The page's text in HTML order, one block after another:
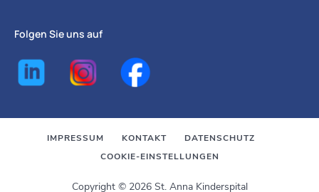
Folgen Sie uns auf
IMPRESSUM KONTAKT
DATENSCHUTZ
COOKIE-EINSTELLUNGEN
Copyright © 2026 St. Anna Kinderspital